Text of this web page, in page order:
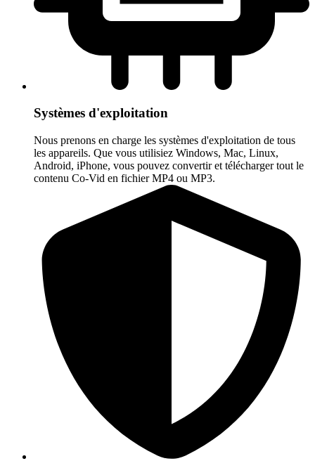
Systèmes d'exploitation
Nous prenons en charge les systèmes d'exploitation de tous
les appareils. Que vous utilisiez Windows, Mac, Linux,
Android, iPhone, vous pouvez convertir et télécharger tout le
contenu Co-Vid en fichier MP4 ou MP3.